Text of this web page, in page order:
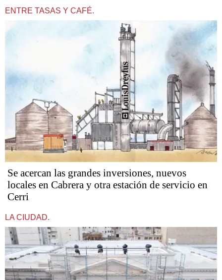
ENTRE TASAS Y CAFÉ.
Se acercan las grandes inversiones, nuevos
locales en Cabrera y otra estación de servicio en
Cerri
LA CIUDAD.